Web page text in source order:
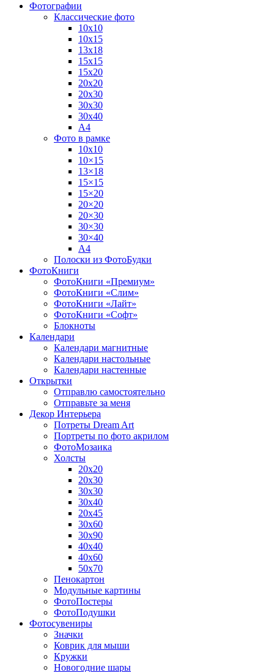
Фотографии
Классические фото
10х10
10х15
13х18
15х15
15х20
20х20
20х30
30х30
30х40
А4
Фото в рамке
10х10
10×15
13×18
15×15
15×20
20×20
20×30
30×30
30×40
A4
Полоски из ФотоБудки
ФотоКниги
ФотоКниги «Премиум»
ФотоКниги «Слим»
ФотоКниги «Лайт»
ФотоКниги «Софт»
Блокноты
Календари
Календари магнитные
Календари настольные
Календари настенные
Открытки
Отправлю самостоятельно
Отправьте за меня
Декор Интерьера
Потреты Dream Art
Портреты по фото акрилом
ФотоМозаика
Холсты
20х20
20х30
30х30
30х40
20х45
30х60
30х90
40х40
40х60
50х70
Пенокартон
Модульные картины
ФотоПостеры
ФотоПодушки
Фотоcувениры
Значки
Коврик для мыши
Кружки
Новогодние шары